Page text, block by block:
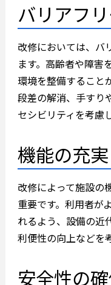
バリアフ
改修においては、バ
ます。高齢者や障害
環境を整備すること
段差の解消、手すり
セシビリティを考慮
機能の充
改修によって施設の
重要です。利用者が
れるよう、設備の近
利便性の向上などを
安全性の